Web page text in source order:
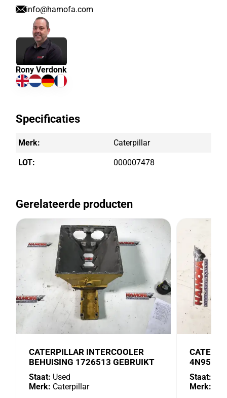
info@hamofa.com
Rony Verdonk
Specificaties
Merk: Caterpillar
LOT: 000007478
Gerelateerde producten
CATERPILLAR INTERCOOLER
BEHUISING 1726513 GEBRUIKT
Staat: Used
Merk: Caterpillar
4N9518
Staat:
Merk: